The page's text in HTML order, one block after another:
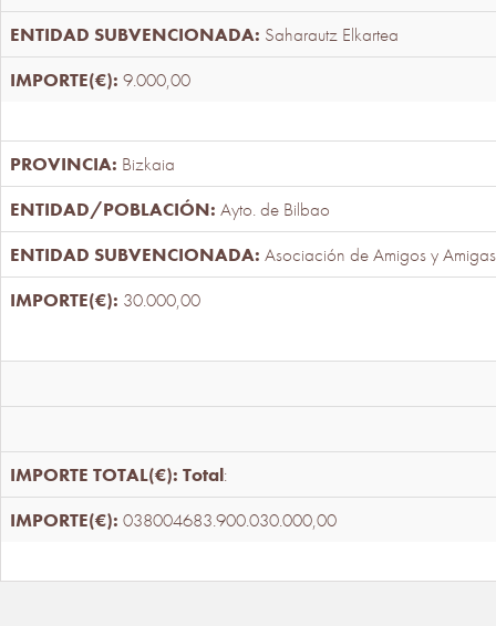
Saharautz Elkartea
9.000,00
Bizkaia
Ayto. de Bilbao
Asociación de Amigos y
30.000,00
Total:
038004683.900.030.000,00